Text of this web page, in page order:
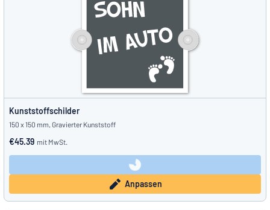
Kunststoffschilder
150 x 150 mm, Gravierter Kunststoff
€45.39 mit MwSt.
Anpassen